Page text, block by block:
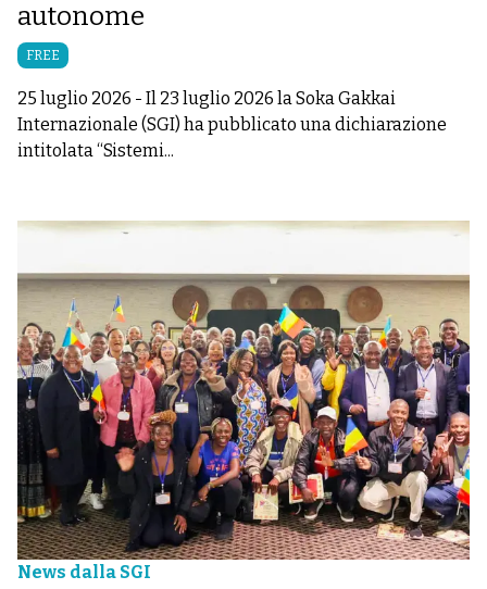
autonome
FREE
25 luglio 2026 - Il 23 luglio 2026 la Soka Gakkai
Internazionale (SGI) ha pubblicato una dichiarazione
intitolata “Sistemi...
News dalla SGI